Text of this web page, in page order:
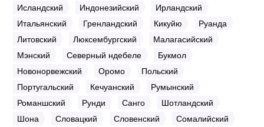
Исландский
Индонезийский
Ирландский
Итальянский
Гренландский Кикуйю
Руанда
Литовский
Люксембургский
Малагасийский
Мэнский
Северный ндебеле
Букмол
Новонорвежский
Оромо
Польский
Португальский
Кечуанский
Румынский
Романшский
Рунди Санго
Шотландский
Шона
Словацкий Словенский
Сомалийский